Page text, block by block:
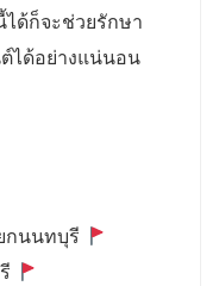
ด้ก็จะช่วยรักษา
ได้อย่างแน่นอน
กนนทบุรี